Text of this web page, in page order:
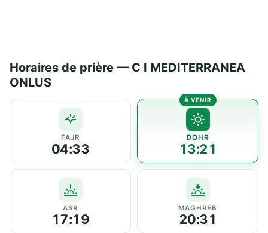
Horaires de prière — C I MEDITERRANEA
ONLUS
FAJR
04:33
DOHR
13:21
ASR
17:19
MAGHREB
20:31